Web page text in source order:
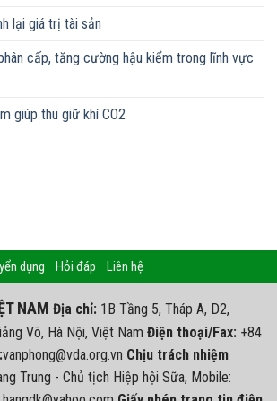
lại giá trị tài sản
cấp, tăng cường hậu kiểm trong lĩnh vực
giúp thu giữ khí CO2
dụng Hỏi đáp Liên hệ
NAM Địa chỉ: 1B Tầng 5, Tháp A, D2,
Võ, Hà Nội, Việt Nam Điện thoại/Fax: +84
vanphong@vda.org.vn Chịu trách nhiệm
Trung - Chủ tịch Hiệp hội Sữa, Mobile: